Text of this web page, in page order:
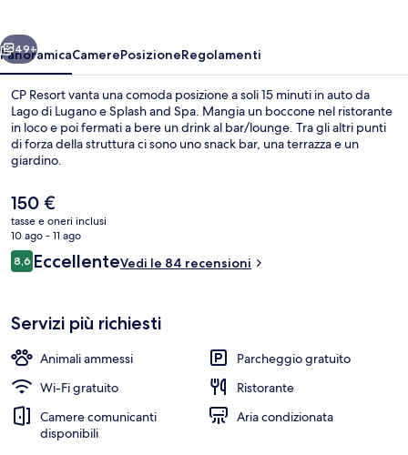
Avanti
49+
PanoramicaCamerePosizioneRegolamenti
CP Resort vanta una comoda posizione a soli 15 minuti in auto da
Lago di Lugano e Splash and Spa. Mangia un boccone nel ristorante
in loco e poi fermati a bere un drink al bar/lounge. Tra gli altri punti
di forza della struttura ci sono uno snack bar, una terrazza e un
giardino.
Il
prezzo
attuale
è
150 €
150 €
tasse e oneri inclusi
10 ago - 11 ago
Recensioni
8,68,6 su 10
EccellenteVedi le 84 recensioni
Servizi più richiesti
Animali ammessi
Parcheggio gratuito
Wi-Fi gratuito
Ristorante
Camere comunicanti
disponibili
Aria condizionata